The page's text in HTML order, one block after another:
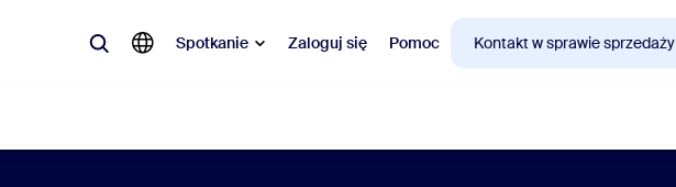
Spotkanie Zaloguj się Pomoc Kontakt w sprawie sprzedaży